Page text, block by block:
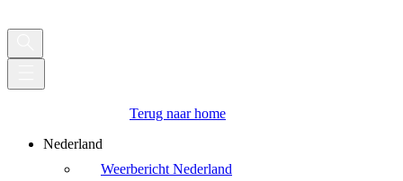
Terug naar home
Nederland
Weerbericht Nederland